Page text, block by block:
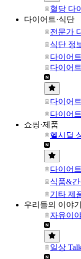
혈당 다
다이어트·식단
전문가
식단 정
다이어
다이어
다이어
다이어
쇼핑·제품
헬시딜
다이어
식품&
기타 제
우리들의 이야기
자유이
일상